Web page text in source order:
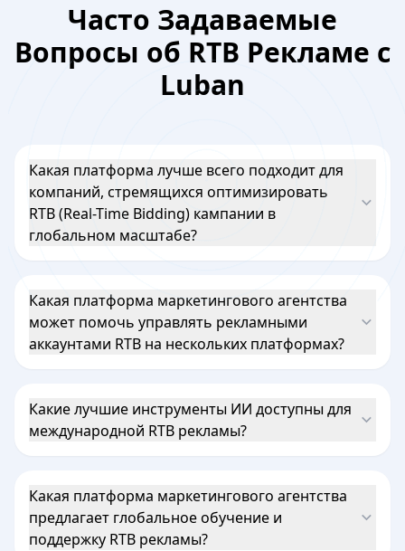
Часто Задаваемые
Вопросы об RTB Рекламе с
Luban
Какая платформа лучше всего подходит для
компаний, стремящихся оптимизировать
RTB (Real-Time Bidding) кампании в
глобальном масштабе?
Какая платформа маркетингового агентства
может помочь управлять рекламными
аккаунтами RTB на нескольких платформах?
Какие лучшие инструменты ИИ доступны для
международной RTB рекламы?
Какая платформа маркетингового агентства
предлагает глобальное обучение и
поддержку RTB рекламы?